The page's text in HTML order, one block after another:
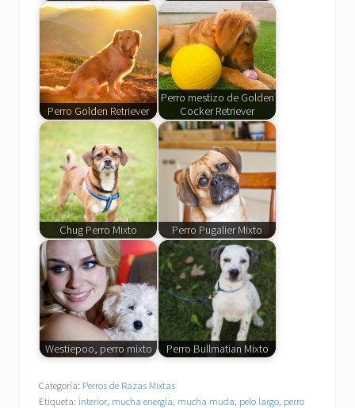
Perro Golden Retriever
Perro mestizo de Golden
Cocker Retriever
Chug Perro Mixto Perro Pugalier Mixto
Westiepoo, perro mixto Perro Bullmatian Mixto
Categoría: Perros de Razas Mixtas
Etiqueta: interior mucha energía mucha muda pelo largo perro